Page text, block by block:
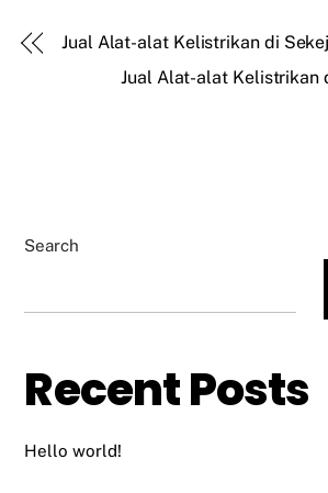
Jual Alat-alat Kelistrikan di
Jual Alat-alat Kelistrikan
Search
Recent Posts
Hello world!